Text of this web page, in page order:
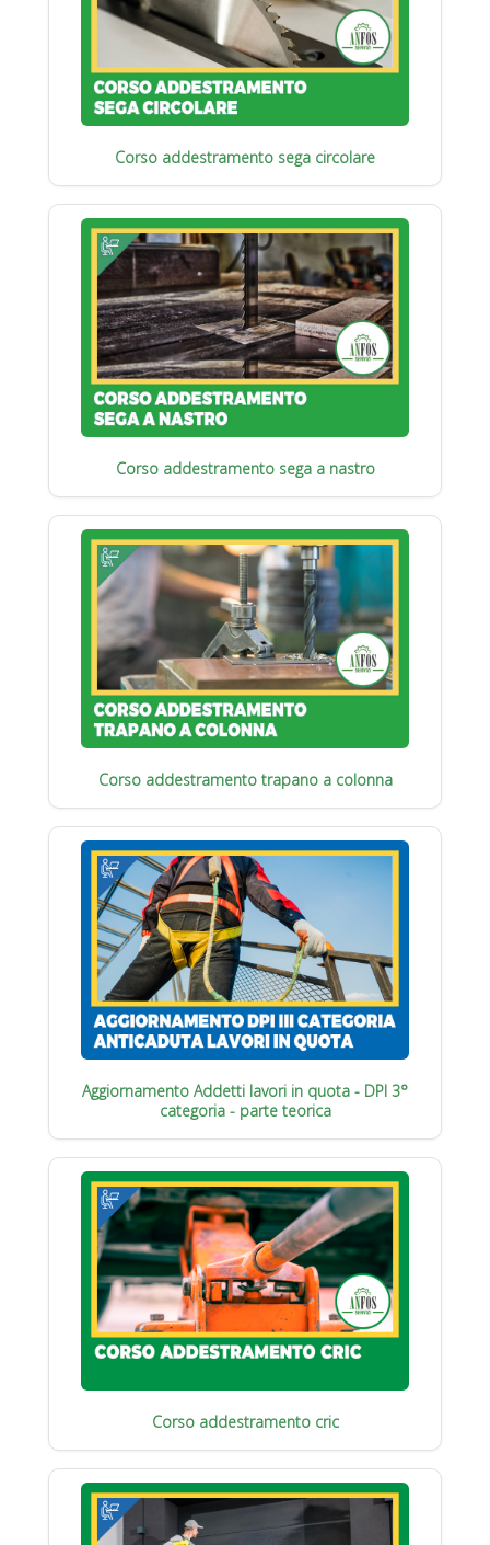
Corso addestramento sega circolare
Corso addestramento sega a nastro
Corso addestramento trapano a colonna
Aggiornamento Addetti lavori in quota - DPI 3°
categoria - parte teorica
Corso addestramento cric